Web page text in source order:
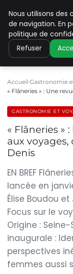
PILAT
Accueil Gastronomie
« Flâneries » : Une
GASTRONOMIE ET
« Flâneries »
aux
Denis
EN BREF
lancée en
Élise Boudou
Focus sur le
Origine :
inaugurale :
perspectives
femmes aussi
Nous utilisons des
de navigation. En
politique de
Refuser